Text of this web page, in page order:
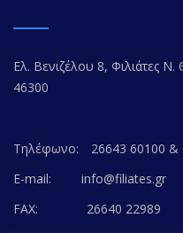
Ελ. Βενιζέλου 8, Φιλιάτες
46300
Τηλέφωνο:
26643 60100 &
E-mail:
info@filiates.gr
FAX:
26640 22989